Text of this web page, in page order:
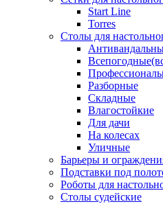
Start Line
Torres
Столы для
Разборные
Складные
Влагостойкие
Для дачи
На колесах
Уличные
Барьеры и
Подставки под
Роботы для
Столы судейские